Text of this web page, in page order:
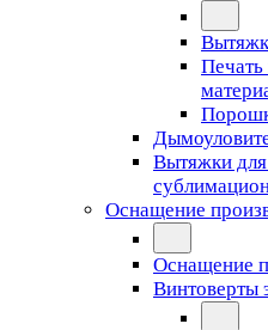
Вытяжки для
Оснащение
Оснащение
Винтоверты